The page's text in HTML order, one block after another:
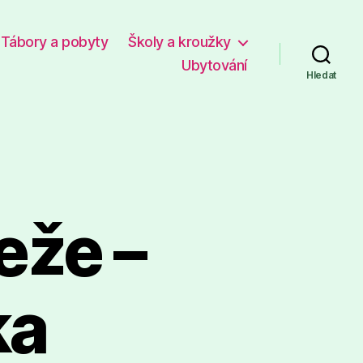
Tábory a pobyty
Školy a kroužky
Ubytování
Hledat
–